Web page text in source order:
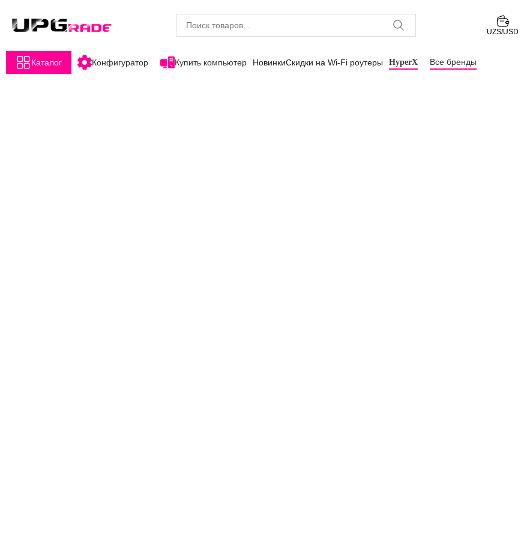
UZS/USD
Каталог Конфигуратор Купить компьютер НовинкиСкидки на Wi-Fi роутеры HyperX Все бренды